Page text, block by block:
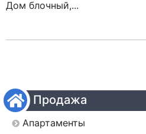
Продажа
Апартаменты
Дом блочный,...